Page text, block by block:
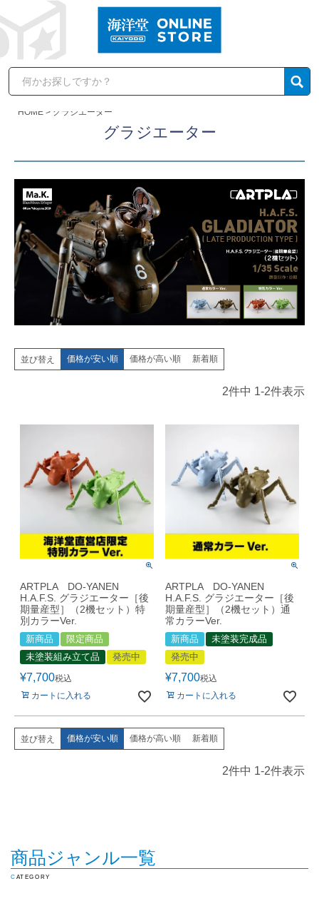
HOME グラジエーター
グラジエーター
並び替え 価格が安い順 価格が高い順 新着順
2件中 1-2件表示
ARTPLA DO-YANEN
H.A.F.S. グラジエーター［後
期量産型］（2機セット）特
別カラーVer.
新商品
限定商品
未塗装組み立て品
発売中
¥7,700税込
カートに入れる
ARTPLA DO-YANEN
H.A.F.S. グラジエーター［後
期量産型］（2機セット）通
常カラーVer.
新商品
未塗装完成品
発売中
¥7,700税込
カートに入れる
並び替え 価格が安い順 価格が高い順 新着順
2件中 1-2件表示
商品ジャンル一覧
CATEGORY